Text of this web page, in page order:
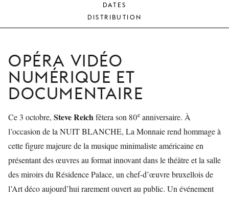
DATES
DISTRIBUTION
OPÉRA VIDÉO
NUMÉRIQUE ET
DOCUMENTAIRE
Ce 3 octobre, Steve Reichfêtera son 80e anniversaire. À
l’occasion de la NUIT BLANCHE, La Monnaie rend hommage à
cette figure majeure de la musique minimaliste américaine en
présentant des œuvres au format innovant dans le théâtre et la salle
des miroirs du Résidence Palace, un chef-d’œuvre bruxellois de
l’Art déco aujourd’hui rarement ouvert au public. Un événement